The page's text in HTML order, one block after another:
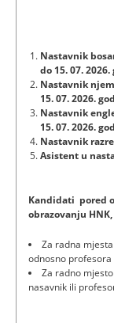
Nastavnik
do 15. 07.
Nastavnik
15. 07. 2026.
Nastavnik
15. 07. 2026.
Nastavnik
Asistent u
Kandidati pored
obrazovanju
Za radna
odnosno
Za radno
nasavnik ili